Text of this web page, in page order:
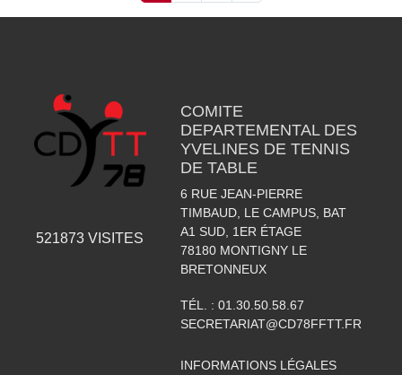
521873 VISITES
COMITE
DEPARTEMENTAL DES
YVELINES DE TENNIS
DE TABLE
6 RUE JEAN-PIERRE
TIMBAUD, LE CAMPUS, BAT
A1 SUD, 1ER ÉTAGE
78180 MONTIGNY LE
BRETONNEUX
TÉL. : 01.30.50.58.67
SECRETARIAT@CD78FFTT.FR
INFORMATIONS LÉGALES